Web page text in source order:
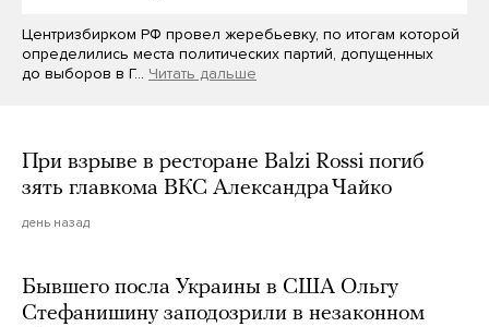
Центризбирком РФ провел жеребьевку, по итогам которой
определились места политических партий, допущенных
до выборов в Г… Читать дальше
При взрыве в ресторане Balzi Rossi погиб
зять главкома ВКС Александра Чайко
день назад
Бывшего посла Украины в США Ольгу
Стефанишину заподозрили в незаконном